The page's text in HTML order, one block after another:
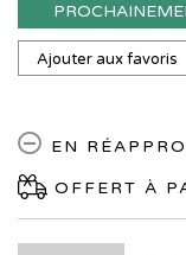
Ajouter aux favoris
EN
OFFERT À